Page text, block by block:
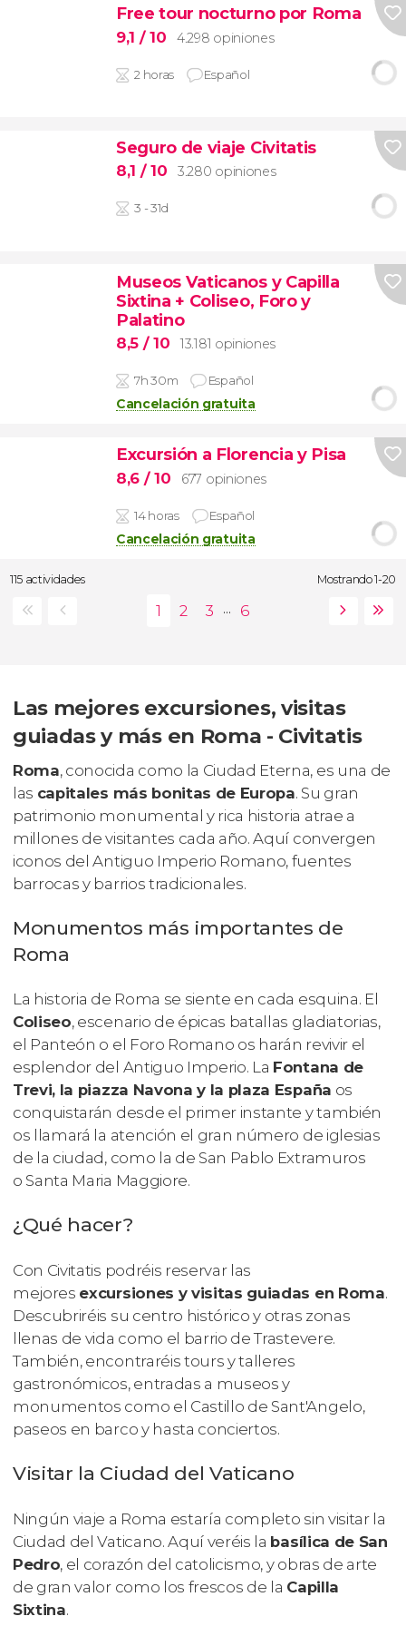
Free tour nocturno por Roma
9,1 / 10 4.298 opiniones
2 horas Español
Seguro de viaje Civitatis
8,1 / 10 3.280 opiniones
3 - 31d
Museos Vaticanos y Capilla
Sixtina + Coliseo, Foro y
Palatino
8,5 / 10 13.181 opiniones
7h 30m Español
Cancelación gratuita
Excursión a Florencia y Pisa
8,6 / 10 677 opiniones
14 horas Español
Cancelación gratuita
115 actividades Mostrando 1-20
...
Las mejores excursiones, visitas
guiadas y más en Roma - Civitatis
Roma, conocida como la Ciudad Eterna, es una de
las capitales más bonitas de Europa. Su gran
patrimonio monumental y rica historia atrae a
millones de visitantes cada año. Aquí convergen
iconos del Antiguo Imperio Romano, fuentes
barrocas y barrios tradicionales.
Monumentos más importantes de
Roma
La historia de Roma se siente en cada esquina. El
Coliseo, escenario de épicas batallas gladiatorias,
el Panteón o el Foro Romano os harán revivir el
esplendor del Antiguo Imperio. La Fontana de
Trevi, la piazza Navona y la plaza España os
conquistarán desde el primer instante y también
os llamará la atención el gran número de iglesias
de la ciudad, como la de San Pablo Extramuros
o Santa Maria Maggiore.
¿Qué hacer?
Con Civitatis podréis reservar las
mejores excursiones y visitas guiadas en Roma.
Descubriréis su centro histórico y otras zonas
llenas de vida como el barrio de Trastevere.
También, encontraréis tours y talleres
gastronómicos, entradas a museos y
monumentos como el Castillo de Sant'Angelo,
paseos en barco y hasta conciertos.
Visitar la Ciudad del Vaticano
Ningún viaje a Roma estaría completo sin visitar la
Ciudad del Vaticano. Aquí veréis la basílica de San
Pedro, el corazón del catolicismo, y obras de arte
de gran valor como los frescos de la Capilla
Sixtina.